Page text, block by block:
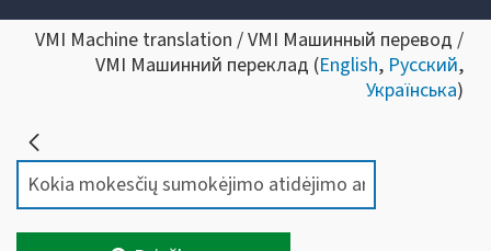
VMI Machine translation / VMI Машинный перевод /
VMI Машинний переклад (English, Русский,
Українська)